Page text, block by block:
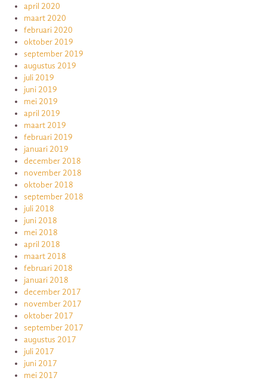
april 2020
maart 2020
februari 2020
oktober 2019
september 2019
augustus 2019
juli 2019
juni 2019
mei 2019
april 2019
maart 2019
februari 2019
januari 2019
december 2018
november 2018
oktober 2018
september 2018
juli 2018
juni 2018
mei 2018
april 2018
maart 2018
februari 2018
januari 2018
december 2017
november 2017
oktober 2017
september 2017
augustus 2017
juli 2017
juni 2017
mei 2017